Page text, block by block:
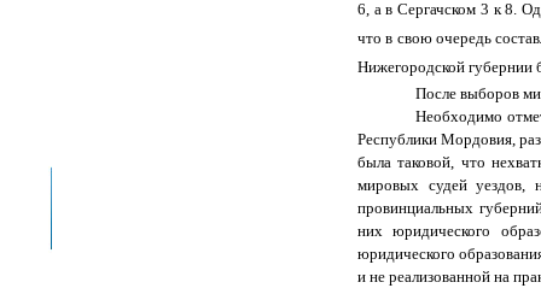
6, а в Сергачском 3 к 8.
что в свою очередь
Нижегородской губернии
После выборов
Необходимо
Республики Мордовия,
была таковой, что
мировых судей уездов,
провинциальных
них юридического
юридического
и не реализованной на